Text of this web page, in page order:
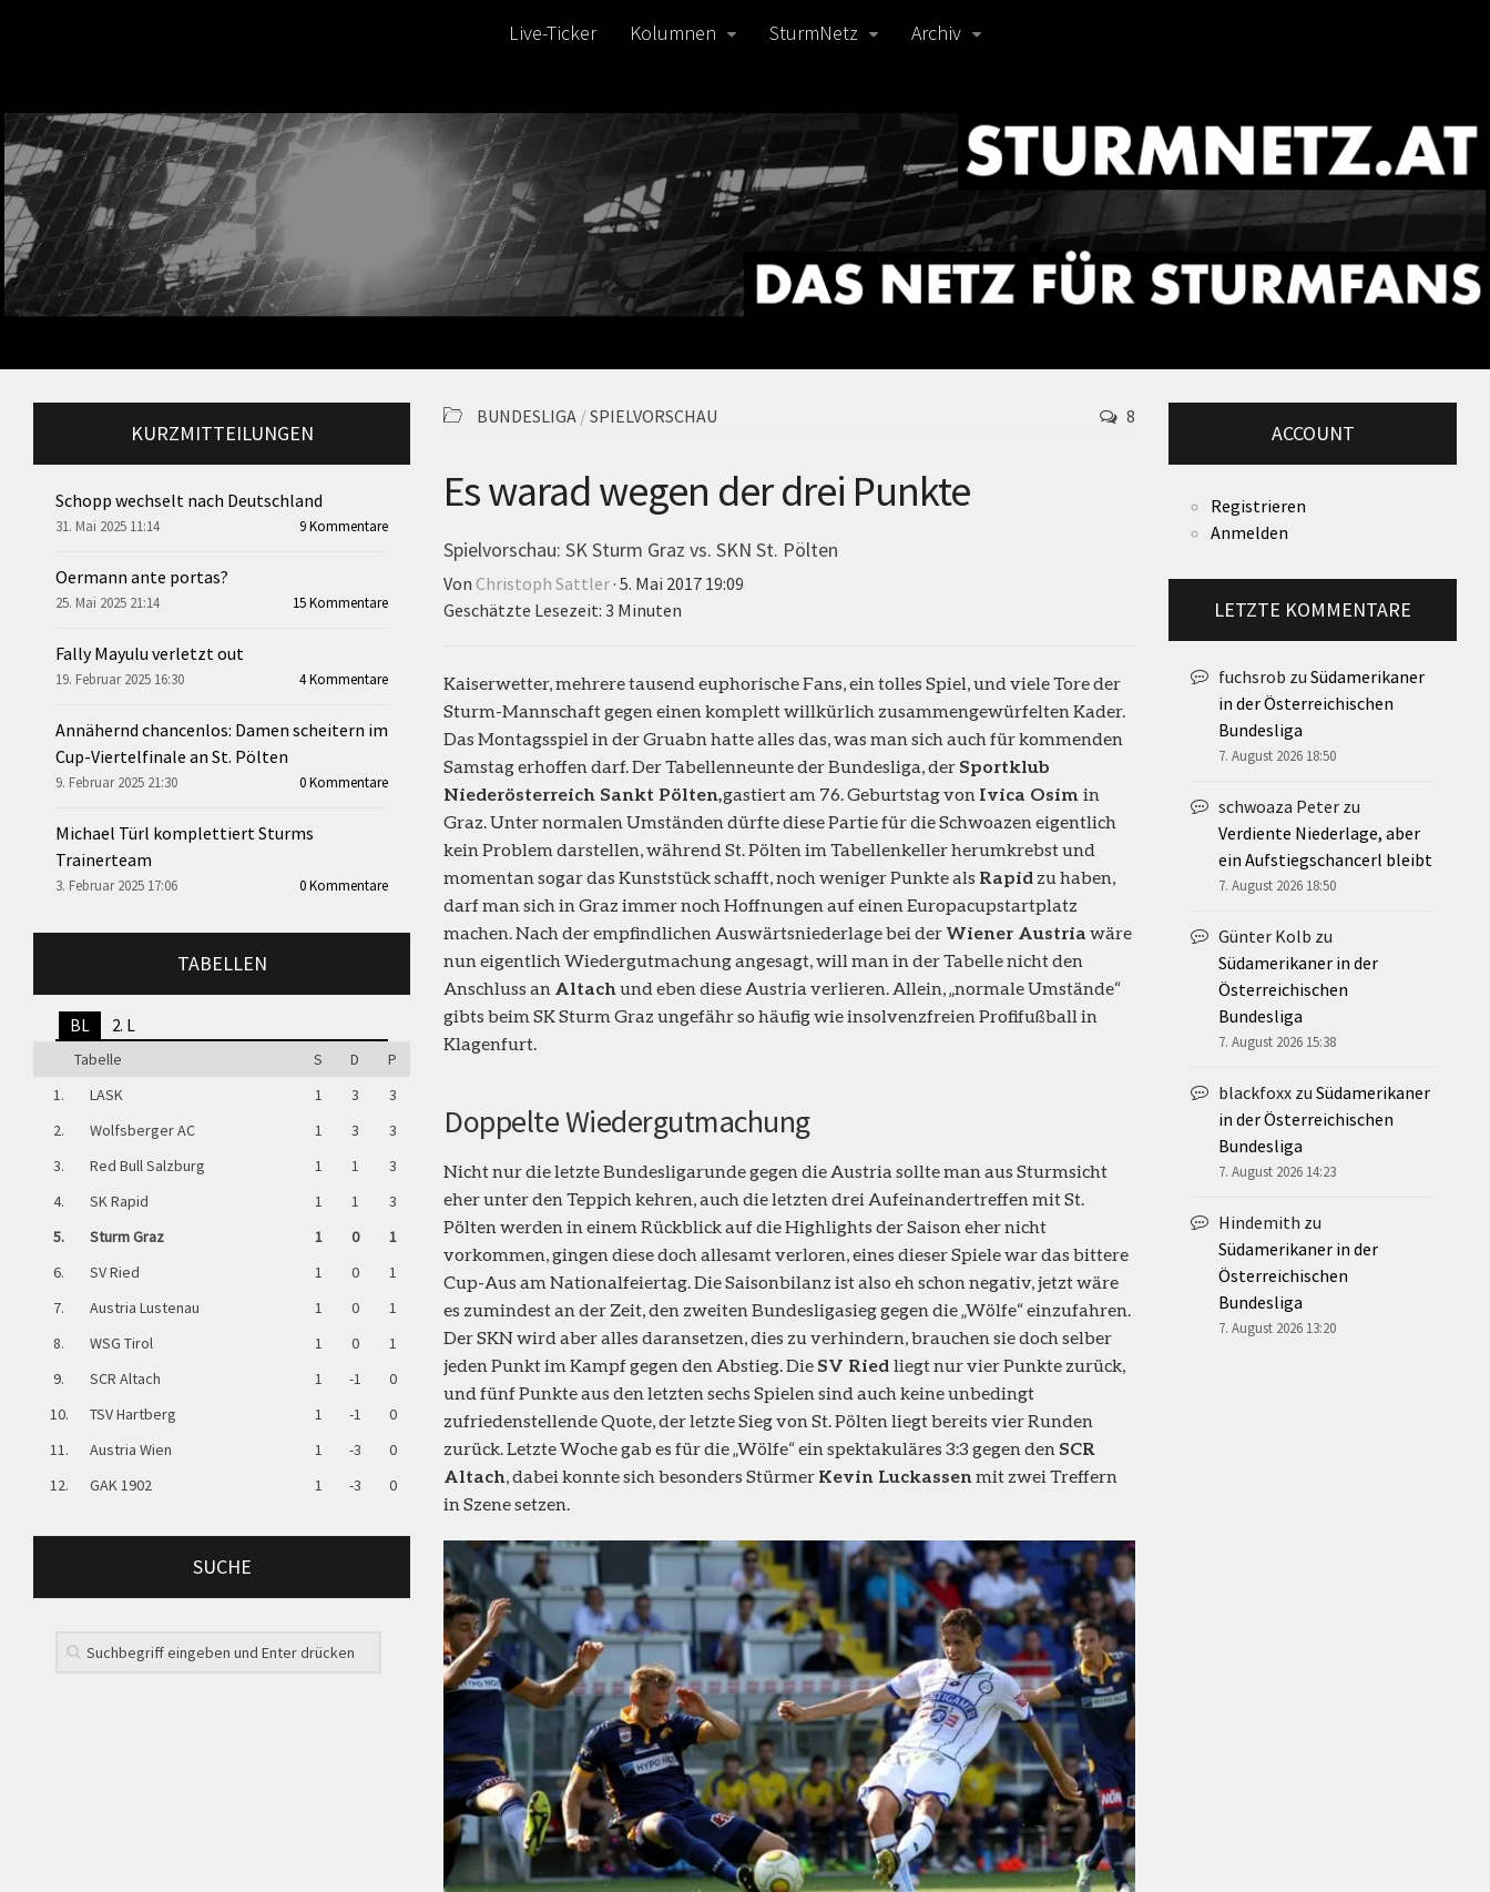
Live-Ticker Kolumnen SturmNetz Archiv
BUNDESLIGA / SPIELVORSCHAU 8
Es warad wegen der drei Punkte
Spielvorschau: SK Sturm Graz vs. SKN St. Pölten
Von Christoph Sattler· 5. Mai 2017 19:09
Geschätzte Lesezeit: 3 Minuten
Kaiserwetter, mehrere tausend euphorische Fans, ein tolles Spiel, und viele Tore der
Sturm-Mannschaft gegen einen komplett willkürlich zusammengewürfelten Kader.
Das Montagsspiel in der Gruabn hatte alles das, was man sich auch für kommenden
Samstag erhoffen darf. Der Tabellenneunte der Bundesliga, der Sportklub
Niederösterreich Sankt Pölten, gastiert am 76. Geburtstag von Ivica Osim in
Graz. Unter normalen Umständen dürfte diese Partie für die Schwoazen eigentlich
kein Problem darstellen, während St. Pölten im Tabellenkeller herumkrebst und
momentan sogar das Kunststück schafft, noch weniger Punkte als Rapid zu haben,
darf man sich in Graz immer noch Hoffnungen auf einen Europacupstartplatz
machen. Nach der empfindlichen Auswärtsniederlage bei der Wiener Austria wäre
nun eigentlich Wiedergutmachung angesagt, will man in der Tabelle nicht den
Anschluss an Altach und eben diese Austria verlieren. Allein, „normale Umstände“
gibts beim SK Sturm Graz ungefähr so häufig wie insolvenzfreien Profifußball in
Klagenfurt.
Doppelte Wiedergutmachung
Nicht nur die letzte Bundesligarunde gegen die Austria sollte man aus Sturmsicht
eher unter den Teppich kehren, auch die letzten drei Aufeinandertreffen mit St.
Pölten werden in einem Rückblick auf die Highlights der Saison eher nicht
vorkommen, gingen diese doch allesamt verloren, eines dieser Spiele war das bittere
Cup-Aus am Nationalfeiertag. Die Saisonbilanz ist also eh schon negativ, jetzt wäre
es zumindest an der Zeit, den zweiten Bundesligasieg gegen die „Wölfe“ einzufahren.
Der SKN wird aber alles daransetzen, dies zu verhindern, brauchen sie doch selber
jeden Punkt im Kampf gegen den Abstieg. Die SV Ried liegt nur vier Punkte zurück,
und fünf Punkte aus den letzten sechs Spielen sind auch keine unbedingt
zufriedenstellende Quote, der letzte Sieg von St. Pölten liegt bereits vier Runden
zurück. Letzte Woche gab es für die „Wölfe“ ein spektakuläres 3:3 gegen den SCR
Altach , dabei konnte sich besonders Stürmer Kevin Luckassen mit zwei Treffern
in Szene setzen.
KURZMITTEILUNGEN
Schopp wechselt nach Deutschland
31. Mai 2025 11:14 9 Kommentare
Oermann ante portas?
25. Mai 2025 21:14 15 Kommentare
Fally Mayulu verletzt out
19. Februar 2025 16:30 4 Kommentare
Annähernd chancenlos: Damen scheitern im
Cup-Viertelfinale an St. Pölten
9. Februar 2025 21:30 0 Kommentare
Michael Türl komplettiert Sturms
Trainerteam
3. Februar 2025 17:06 0 Kommentare
TABELLEN
BL 2. L
Tabelle S D
P
1.
LASK 1 3
3
2.
Wolfsberger AC 1 3
3
3.
Red Bull Salzburg 1 1
3
4.
SK Rapid 1 1
3
5.
Sturm Graz 1 0
1
6.
SV Ried 1 0
1
7.
Austria Lustenau 1 0
1
8.
WSG Tirol 1 0
1
9.
SCR Altach 1 -1
0
10.
TSV Hartberg 1 -1
0
11.
Austria Wien 1 -3
0
12.
GAK 1902 1 -3 0
SUCHE
ACCOUNT
Registrieren
Anmelden
LETZTE KOMMENTARE
fuchsrob zu Südamerikaner
in der Österreichischen
Bundesliga
7. August 2026 18:50
schwoaza Peter zu
Verdiente Niederlage, aber
ein Aufstiegschancerl bleibt
7. August 2026 18:50
Günter Kolb zu
Südamerikaner in der
Österreichischen
Bundesliga
7. August 2026 15:38
blackfoxx zu Südamerikaner
in der Österreichischen
Bundesliga
7. August 2026 14:23
Hindemith zu
Südamerikaner in der
Österreichischen
Bundesliga
7. August 2026 13:20